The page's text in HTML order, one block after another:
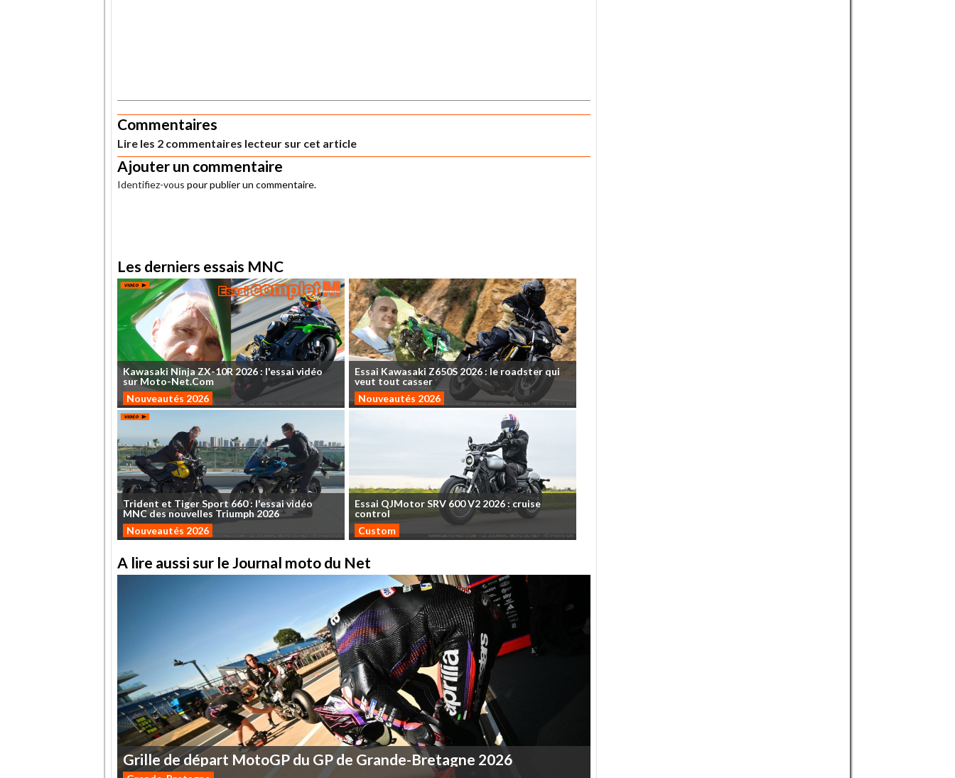
Commentaires
Lire les 2 commentaires lecteur sur cet article
Ajouter un commentaire
Identifiez-vous pour publier un commentaire.
Les derniers essais MNC
Kawasaki NinjaZX-10R 2026 : l'essai vidéo
sur Moto-Net.Com
Nouveautés 2026
Essai Kawasaki Z650S2026: le roadster qui
veut tout casser
Nouveautés 2026
Trident et TigerSport 660: l'essaividéo
MNCdesnouvelles Triumph2026
Nouveautés 2026
Essai QJMotorSRV 600V2 2026: cruise
control
Custom
A lire aussi sur le Journal moto du Net
Grillededépart MotoGP du GP de Grande-Bretagne 2026